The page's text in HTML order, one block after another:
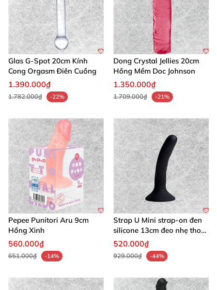
Glas G-Spot 20cm Kính
Cong Orgasm Điên Cuồng
1.390.000₫
1.782.000₫ -22%
Dong Crystal Jellies 20cm
Hồng Mềm Doc Johnson
1.350.000₫
1.709.000₫ -21%
Pepee Punitori Aru 9cm
Hồng Xinh
560.000₫
651.000₫ -14%
Strap U Mini strap-on đen
silicone 13cm đeo nhẹ thoải
mái
520.000₫
929.000₫ -44%